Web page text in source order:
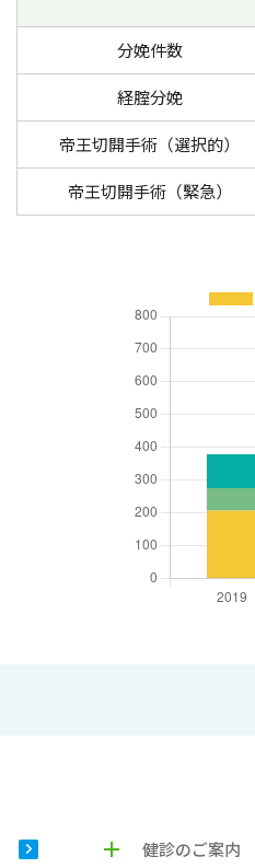
分娩件数
経腟分娩
帝王切開手術（選択的）
帝王切開手術（緊急）
健診のご案内